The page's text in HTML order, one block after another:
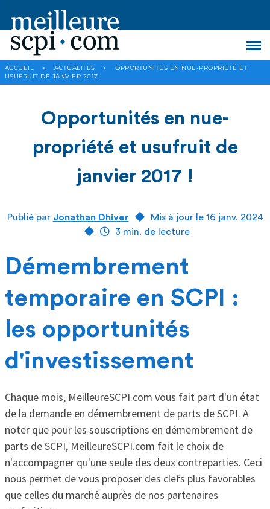
ACCUEIL > ACTUALITES >
OPPORTUNITÉS EN NUE-PROPRIÉTÉ ET
USUFRUIT DE JANVIER 2017 !
Opportunités en nue-
propriété et usufruit de
janvier 2017 !
Publié par Jonathan Dhiver
Mis à jour le 16 janv. 2024
3 min. de lecture
Démembrement
temporaire en SCPI :
les opportunités
d'investissement
Chaque mois, MeilleureSCPI.com vous fait part d'un état
de la demande en démembrement de parts de SCPI. A
noter que pour les souscriptions en démembrement de
parts de SCPI, MeilleureSCPI.com fait le choix de
n'accompagner qu'une seule des deux contreparties. Ceci
nous permet de vous proposer des clefs plus favorables
que celles du marché auprès de nos partenaires